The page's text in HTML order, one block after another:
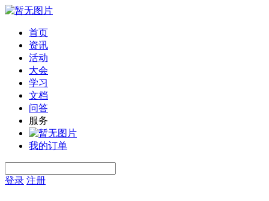
首页
资讯
活动
大会
学习
文档
问答
服务
我的订单
登录 注册